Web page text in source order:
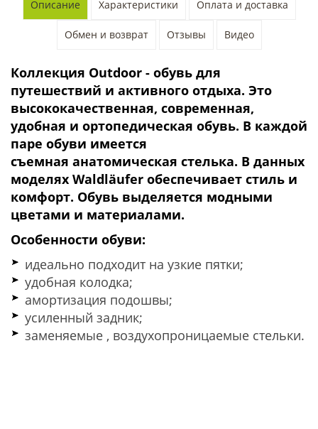
Описание Характеристики Оплата и доставка
Обмен и возврат Отзывы Видео
Коллекция Outdoor - обувь для
путешествий и активного отдыха. Это
высококачественная, современная,
удобная и ортопедическая обувь. В каждой
паре обуви имеется
съемная анатомическая стелька. В данных
моделях Waldläufer обеспечивает стиль и
комфорт. Обувь выделяется модными
цветами и материалами.
Особенности обуви:
идеально подходит на узкие пятки;
удобная колодка;
амортизация подошвы;
усиленный задник;
заменяемые , воздухопроницаемые стельки.